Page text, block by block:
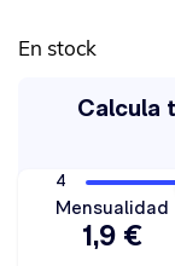
En stock